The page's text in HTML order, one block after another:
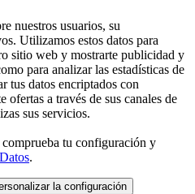
nuestros usuarios, su
Utilizamos estos datos para
sitio web y mostrarte publicidad y
para analizar las estadísticas de
tus datos encriptados con
ofertas a través de sus canales de
sus servicios.
tu configuración y
.
la configuración